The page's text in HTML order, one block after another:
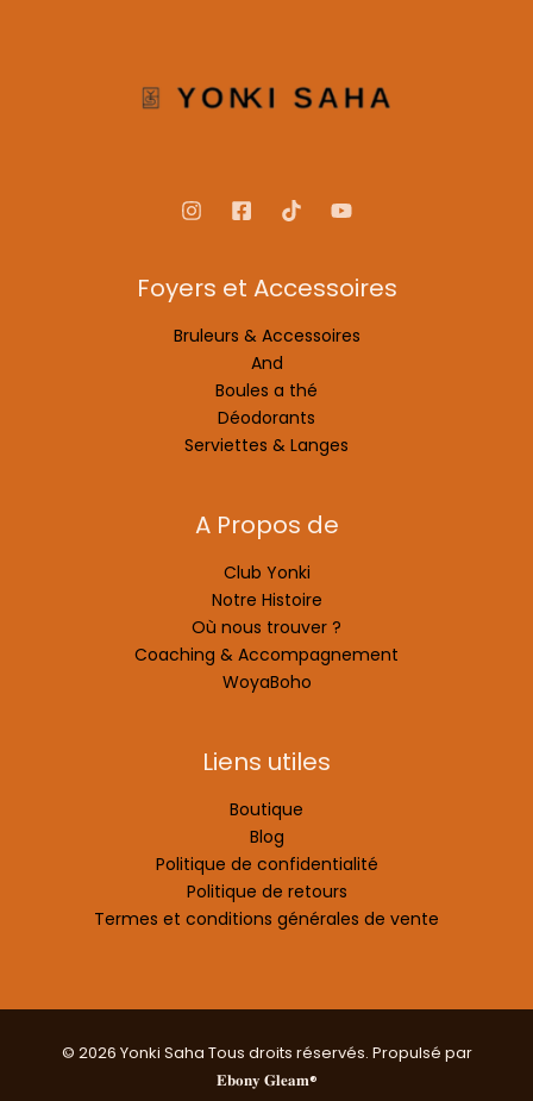
Foyers et Accessoires
Bruleurs & Accessoires
And
Boules a thé
Déodorants
Serviettes & Langes
A Propos de
Club Yonki
Notre Histoire
Où nous trouver ?
Coaching & Accompagnement
WoyaBoho
Liens utiles
Boutique
Blog
Politique de confidentialité
Politique de retours
Termes et conditions générales de vente
© 2026 Yonki Saha Tous droits réservés. Propulsé par
𝐄𝐛𝐨𝐧𝐲 𝐆𝐥𝐞𝐚𝐦®